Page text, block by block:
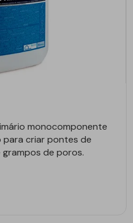
monocomponente
para criar pontes de
de poros.